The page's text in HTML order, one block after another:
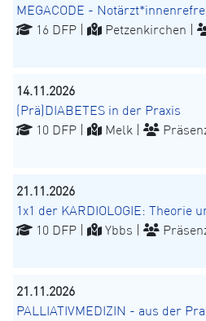
MEGACODE -
16 DFP |
Petzenkirchen |
14.11.2026
(Prä)DIABETES in der Praxis
10 DFP |
Melk |
21.11.2026
1x1 der KARDIOLOGIE: Theorie
10 DFP |
Ybbs |
21.11.2026
PALLIATIVMEDIZIN - aus der